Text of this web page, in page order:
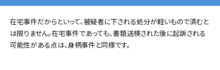
在宅事件だからといって、被疑者に下される処分が軽いもので済むと
は限りません。在宅事件であっても、書類送検された後に起訴される
可能性がある点は、身柄事件と同様です。